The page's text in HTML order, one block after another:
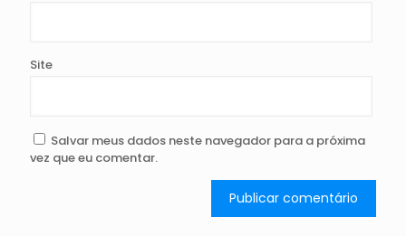
Site
Salvar meus dados neste navegador para a próxima
vez que eu comentar.